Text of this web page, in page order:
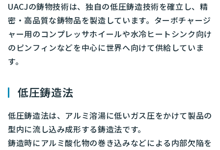
UACJの鋳物技術は、独自の低圧鋳造技術を確立し、精
密・高品質な鋳物品を製造しています。ターボチャージ
ャー用のコンプレッサホイールや水冷ヒートシンク向け
のピンフィンなどを中心に世界へ向けて供給していま
す。
低圧鋳造法
低圧鋳造法は、アルミ溶湯に低いガス圧をかけて製品の
型内に流し込み成形する鋳造法です。
鋳造時にアルミ酸化物の巻き込みなどによる内部欠陥を